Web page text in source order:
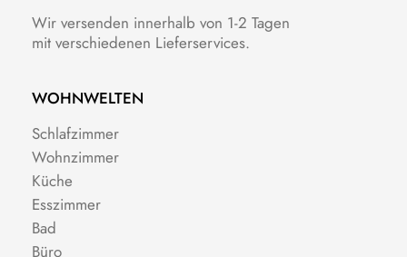
Wir versenden innerhalb von 1-2 Tagen
mit verschiedenen Lieferservices.
WOHNWELTEN
Schlafzimmer
Wohnzimmer
Küche
Esszimmer
Bad
Büro